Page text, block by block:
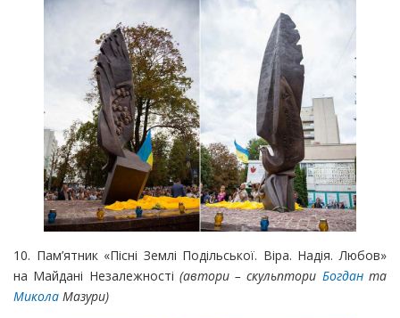
10. Пам’ятник «Пісні Землі Подільської. Віра. Надія. Любов»
на Майдані Незалежності (автори – скульптори Богданта
Микола Мазури)